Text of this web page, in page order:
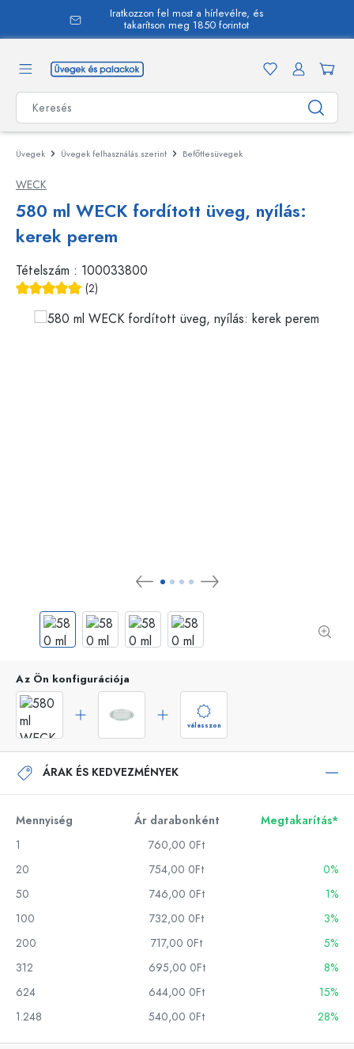
Iratkozzon fel most a hírlevélre, és
takarítson meg 1850 forintot
Üvegek Üvegek felhasználás szerint Befőttesüvegek
WECK
580 ml WECK fordított üveg, nyílás:
kerek perem
Tételszám : 100033800
(2)
Az Ön konfigurációja
válasszon
ÁRAK ÉS KEDVEZMÉNYEK
Mennyiség Ár darabonként
Megtakarítás*
1
760,00 0Ft
20
754,00 0Ft
0%
50
746,00 0Ft
1%
100
732,00 0Ft
3%
200
717,00 0Ft
5%
312
695,00 0Ft
8%
624
644,00 0Ft
15%
1.248
540,00 0Ft 28%